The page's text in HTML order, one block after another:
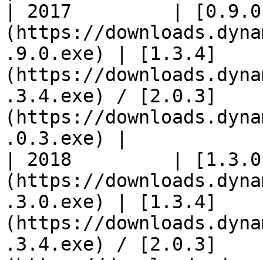
| 2017         |
(https://
.9.0.exe) | [1.3.4]
(https://
.3.4.exe) / [2.0.3]
(https://
.0.3.exe) |
| 2018         |
(https://
.3.0.exe) | [1.3.4]
(https://
.3.4.exe) / [2.0.3]